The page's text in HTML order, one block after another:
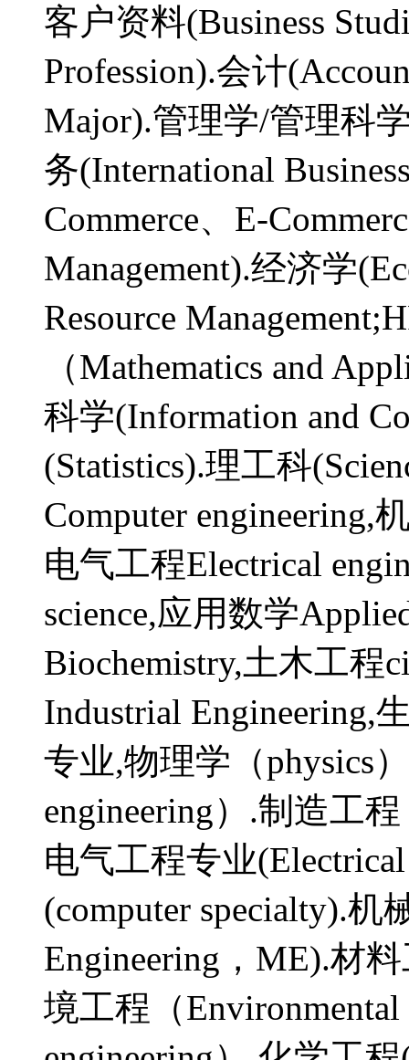
客户资料(Business
Profession).会计
Major).管理学/管理科
务(International
Commerce、E-
Management).经济学
Resource
（Mathematics and
科学(Information and
(Statistics).理工科
Computer engineering,
电气工程Electrical
science,应用数学
Biochemistry,土木工程
Industrial Engineering,
专业,物理学（physics
engineering）.制造工
电气工程专业
(computer specialty).机
Engineering，ME).材
境工程（